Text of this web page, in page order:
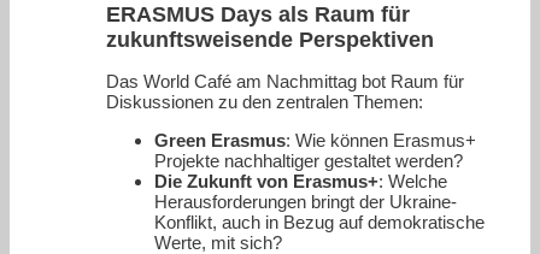
ERASMUS Days als Raum für
zukunftsweisende Perspektiven
Das World Café am Nachmittag bot Raum für
Diskussionen zu den zentralen Themen:
Green Erasmus: Wie können Erasmus+
Projekte nachhaltiger gestaltet werden?
Die Zukunft von Erasmus+: Welche
Herausforderungen bringt der Ukraine-
Konflikt, auch in Bezug auf demokratische
Werte, mit sich?